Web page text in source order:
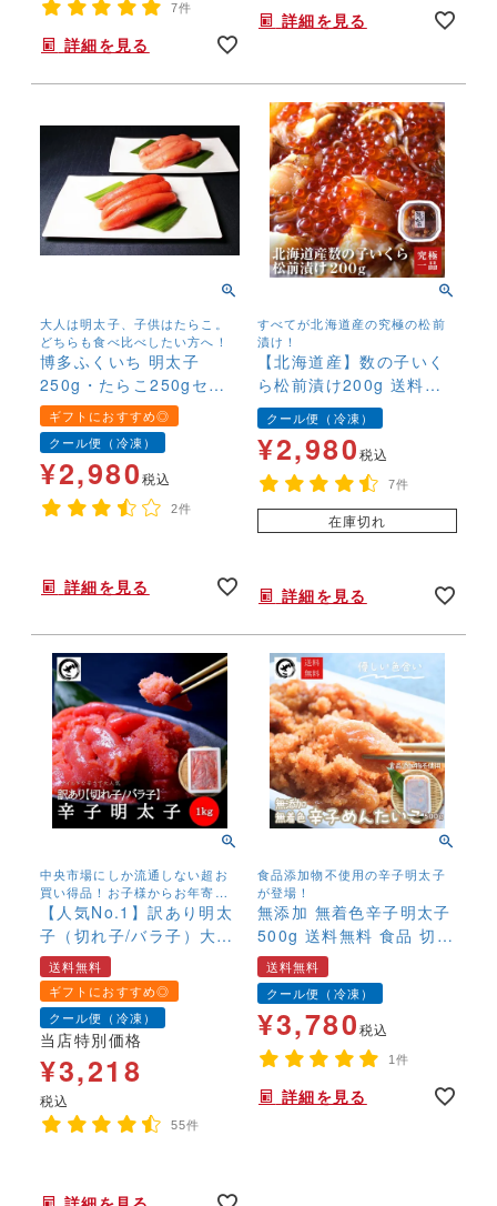
7件
詳細を見る
詳細を見る
大人は明太子、子供はたらこ。
どちらも食べ比べしたい方へ！
博多ふくいち 明太子
250g・たらこ250gセッ
ト 食べ比べ お得
ギフトにおすすめ◎
クール便（冷凍）
¥2,980税込
2件
詳細を見る
すべてが北海道産の究極の松前
漬け！
【北海道産】数の子いく
ら松前漬け200g 送料無
料 かずのこ カズノコ
イクラ まつまえ 高級
クール便（冷凍）
¥2,980税込
7件
在庫切れ
詳細を見る
中央市場にしか流通しない超お
買い得品！お子様からお年寄り
まで幅広く召し上がっていただ
くために、塩、辛子を抑えマイ
ルドに仕上げました。【送料無
料】※大人気商品の為、入荷次第
の発送となります。
【人気No.1】訳あり明太
子（切れ子/バラ子）大盛
り 1kg 送料無料
送料無料
ギフトにおすすめ◎
クール便（冷凍）
当店特別価格
¥3,218
税込
55件
食品添加物不使用の辛子明太子
が登場！
無添加 無着色辛子明太子
500g 送料無料 食品 切れ
子 切子 バラ子 めんたい
こ お取り寄せグルメ 博
多 福岡 お土産 お返し ギ
フト 海鮮 魚介類 丼 業務
用 贈答
送料無料
クール便（冷凍）
¥3,780税込
1件
詳細を見る